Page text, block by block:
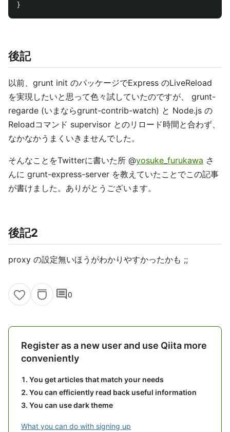
}
後記
以前、grunt init のパッケージでExpress のLiveReload
を実現したいと思って色々試していたのですが、 grunt-
regarde (いまならgrunt-contrib-watch) と Node.js の
Reloadコマンド supervisor とのリロード時間と合わず、
なかなかうまくいきませんでした。
そんなことをTwitterに書いた所 @yosuke_furukawa さ
んに grunt-express-server を教えていたことでこの記事
が書けました。ありがとうございます。
後記2
proxy の設定無いほうがわかりやすかったかも ;;
comment0
Register as a new user and use Qiita more
conveniently
You get articles that match your needs
You can efficiently read back useful information
You can use dark theme
What you can do with signing up